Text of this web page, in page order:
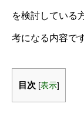
を検討している
考になる内容で
目次 [表示]